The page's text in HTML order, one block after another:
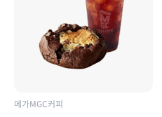
메가MGC커피